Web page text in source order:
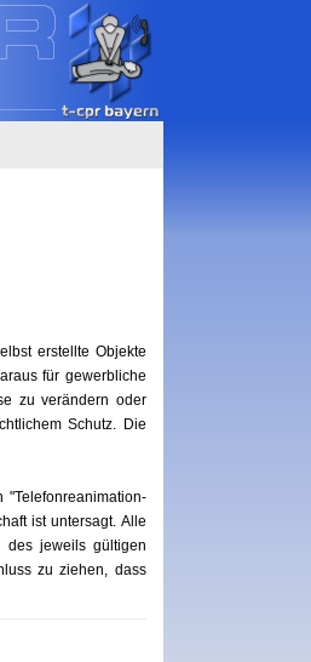
erstellte Objekte
für gewerbliche
zu verändern oder
Schutz. Die
ist untersagt. Alle
des jeweils gültigen
zu ziehen, dass